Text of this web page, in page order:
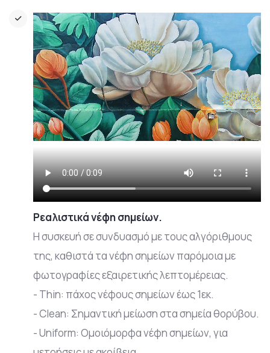
Ρεαλιστικά νέφη σημείων.
Η συσκευή σε συνδυασμό με τους αλγόριθμους
της, καθιστά τα νέφη σημείων παρόμοια με
φωτογραφίες εξαιρετικής λεπτομέρειας.
- Thin: πάχος νέφους σημείων έως 1εκ.
- Clean: Σημαντική μείωση στα σημεία θορύβου.
- Uniform: Ομοιόμορφα νέφη σημείων, για